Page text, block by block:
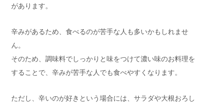
があります。
辛みがあるため、食べるのが苦手な人も多いかもしれませ
ん。
そのため、調味料でしっかりと味をつけて濃い味のお料理を
することで、辛みが苦手な人でも食べやすくなります。
ただし、辛いのが好きという場合には、サラダや大根おろし